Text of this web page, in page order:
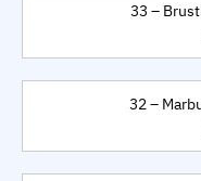
33 –
32 –